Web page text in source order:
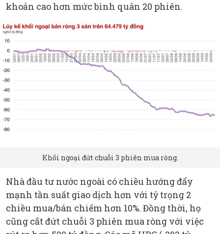
khoản cao hơn mức bình quân 20 phiên.
Khối ngoại đứt chuỗi 3 phiên mua ròng.
Nhà đầu tư nước ngoài có chiều hướng đẩy
mạnh tần suất giao dịch hơn với tỷ trọng 2
chiều mua/bán chiếm hơn 10%. Đồng thời, họ
cũng cắt đứt chuỗi 3 phiên mua ròng với việc